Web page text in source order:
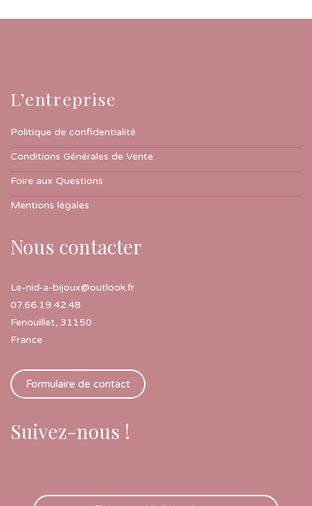
L’entreprise
Politique de confidentialité
Conditions Générales de Vente
Foire aux Questions
Mentions légales
Nous contacter
Le-nid-a-bijoux@outlook.fr
07.66.19.42.48
Fenouillet, 31150
France
Formulaire de contact
Suivez-nous !